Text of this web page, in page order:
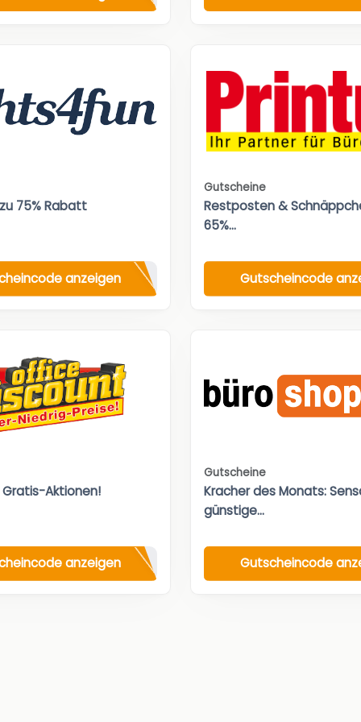
zu 75% Rabatt
anzeigen
Gutscheine
Restposten &
65%...
Gutscheincode
Aktionen!
anzeigen
Gutscheine
Kracher des Monats:
günstige...
Gutscheincode